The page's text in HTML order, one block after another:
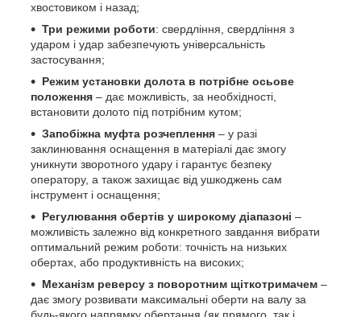
хвостовиком і назад;
Три режими роботи: свердління, свердління з
ударом і удар забезпечують універсальність
застосування;
Режим установки долота в потрібне осьове
положення – дає можливість, за необхідності,
встановити долото під потрібним кутом;
Запобіжна муфта розчеплення – у разі
заклинювання оснащення в матеріалі дає змогу
уникнути зворотного удару і гарантує безпеку
оператору, а також захищає від ушкоджень сам
інструмент і оснащення;
Регулювання обертів у широкому діапазоні –
можливість залежно від конкретного завдання вибрати
оптимальний режим роботи: точність на низьких
обертах, або продуктивність на високих;
Механізм реверсу з поворотним щіткотримачем –
дає змогу розвивати максимальні оберти на валу за